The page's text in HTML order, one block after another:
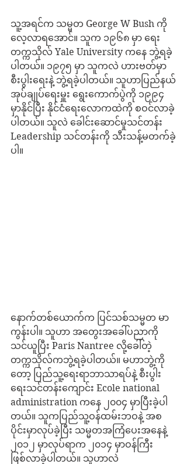
သူ့အရင်က သမ္မတ George W Bush ကို
လေ့လာရအောင်။ သူက ၁၉၆၈ မှာ ရေး
တက္ကသိုလ် Yale University ကနေ ဘွဲ့ရခဲ့
ပါတယ်။ ၁၉၇၅ မှာ သူကလဲ ဟားဗတ်မှာ
စီးပွါးရေးနဲ့ ဘွဲ့ရခဲ့ပါတယ်။ သူဟာပြည်နယ်
အုပ်ချုပ်ရေးမှူး ရွေးကောက်ပွဲကို ၁၉၉၄
မှာနိုင်ပြီး နိုင်ငံရေးလောကထဲကို စဝင်လာခဲ့
ပါတယ်။ သူလဲ ခေါင်းဆောင်မှုသင်တန်း
Leadership သင်တန်းကို သီးသန့်မတက်ခဲ့
ပါ။
နောက်တစ်ယောက်က ပြင်သစ်သမ္မတ မာ
ကွန်းပါ။ သူဟာ အတွေးအခေါ်ပညာကို
သင်ယူပြီး Paris Nantree လို့ခေါ်တဲ့
တက္ကသိုလ်ကဘွဲ့ရခဲ့ပါတယ်။ မဟာဘွဲ့ကို
တော့ ပြည်သူ့ရေးရာဘာသာရပ်နဲ့ စီးပွါး
ရေးသင်တန်းကျောင်း Ecole national
administration ကနေ ၂၀၀၄ မှာပြီးခဲ့ပါ
တယ်။ သူကပြည်သူ့ဝန်ထမ်းဘဝနဲ့ အစ
ပိုင်းမှာလုပ်ခဲ့ပြီး သမ္မတအကြံပေးအနေနဲ့
၂၀၁၂ မှာလုပ်ရာက ၂၀၁၄ မှာဝန်ကြီး
ဖြစ်လာခဲ့ပါတယ်။ သူဟာလဲ